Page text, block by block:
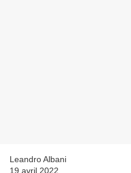
Leandro Albani
19 avril 2022